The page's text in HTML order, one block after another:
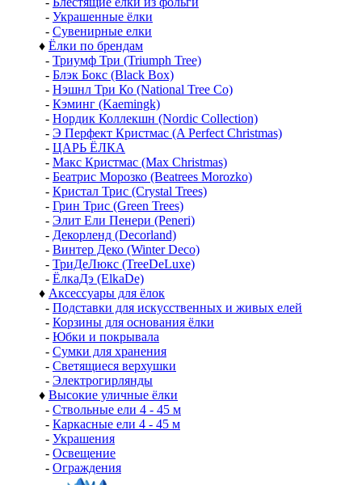
- Украшенные ёлки
- Сувенирные елки
♦ Ёлки по брендам
- Триумф Три (Triumph Tree)
- Блэк Бокс (Black Box)
- Нэшнл Три Ко (National Tree Co)
- Кэминг (Kaemingk)
- Нордик Коллекшн (Nordic Collection)
- Э Перфект Кристмас (A Perfect Christmas)
- ЦАРЬ ЁЛКА
- Макс Кристмас (Max Christmas)
- Беатрис Морозко (Beatrees Morozko)
- Кристал Трис (Crystal Trees)
- Грин Трис (Green Trees)
- Элит Ели Пенери (Peneri)
- Декорленд (Decorland)
- Винтер Деко (Winter Deco)
- ТриДеЛюкс (TreeDeLuxe)
- ЁлкаДэ (ElkaDe)
♦ Аксессуары для ёлок
- Подставки для искусственных и живых елей
- Корзины для основания ёлки
- Юбки и покрывала
- Сумки для хранения
- Светящиеся верхушки
- Электрогирлянды
♦ Высокие уличные ёлки
- Ствольные ели 4 - 45 м
- Каркасные ели 4 - 45 м
- Украшения
- Освещение
- Ограждения